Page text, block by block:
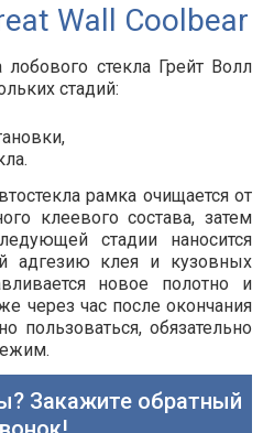
Wall Coolbear
лобового стекла Грейт Волл
стадий:
рамка очищается от
клеевого состава, затем
стадии наносится
адгезию клея и кузовных
новое полотно и
через час после окончания
пользоваться, обязательно
Закажите обратный